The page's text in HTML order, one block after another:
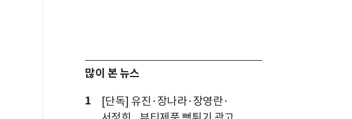
많이 본 뉴스
1
[단독] 유진·장나라·장영란·